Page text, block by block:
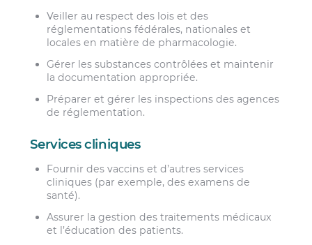
Veiller au respect des lois et des
réglementations fédérales, nationales et
locales en matière de pharmacologie.
Gérer les substances contrôlées et maintenir
la documentation appropriée.
Préparer et gérer les inspections des agences
de réglementation.
Services cliniques
Fournir des vaccins et d’autres services
cliniques (par exemple, des examens de
santé).
Assurer la gestion des traitements médicaux
et l’éducation des patients.